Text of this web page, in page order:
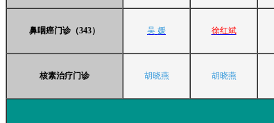
鼻咽癌门诊（343） 吴 媛 徐红斌
核素治疗门诊 胡晓燕 胡晓燕